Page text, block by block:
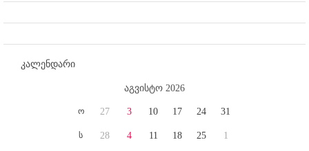
კალენდარი
აგვისტო 2026
ო
ს
27
28
3
4
10
11
17
18
24
25
31
1